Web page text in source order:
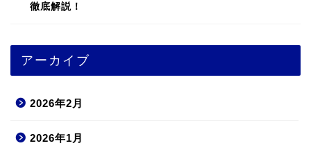
徹底解説！
アーカイブ
2026年2月
2026年1月